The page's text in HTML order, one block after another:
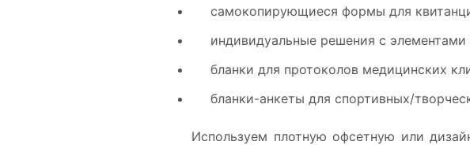
самокопирующиеся формы для
индивидуальные решения с
бланки для протоколов медицинских
бланки-анкеты для спортивных/
Используем плотную офсетную или